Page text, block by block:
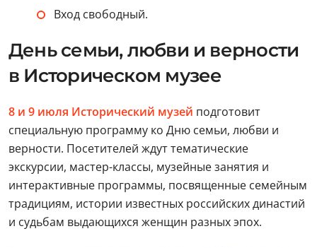
Вход свободный.
День семьи, любви и верности
в Историческом музее
8 и 9 июля Исторический музей подготовит
специальную программу ко Дню семьи, любви и
верности. Посетителей ждут тематические
экскурсии, мастер-классы, музейные занятия и
интерактивные программы, посвященные семейным
традициям, истории известных российских династий
и судьбам выдающихся женщин разных эпох.